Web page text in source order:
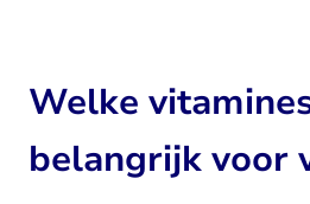
Welke
belangrijk voor